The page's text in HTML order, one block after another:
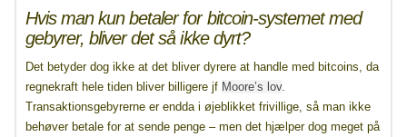
Hvis man kun betaler for bitcoin-systemet med
gebyrer, bliver det så ikke dyrt?
Det betyder dog ikke at det bliver dyrere at handle med bitcoins, da
regnekraft hele tiden bliver billigere jf Moore’s lov.
Transaktionsgebyrerne er endda i øjeblikket frivillige, så man ikke
behøver betale for at sende penge – men det hjælper dog meget på